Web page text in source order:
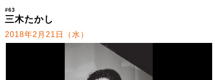
#63
三木たかし
2018年2月21日（水）